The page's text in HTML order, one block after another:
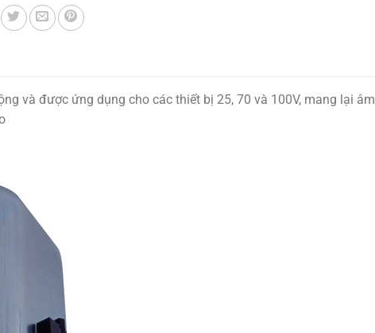
và được ứng dụng cho các thiết bị 25, 70 và 100V, mang lại âm